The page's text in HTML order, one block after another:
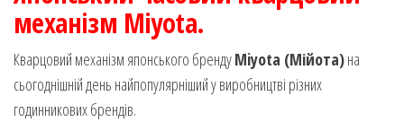
механізм Miyota.
Кварцовий механізм японського брендуMiyota (Мійота)на
сьогоднішній день найпопулярніший у виробництві різних
годинникових брендів.